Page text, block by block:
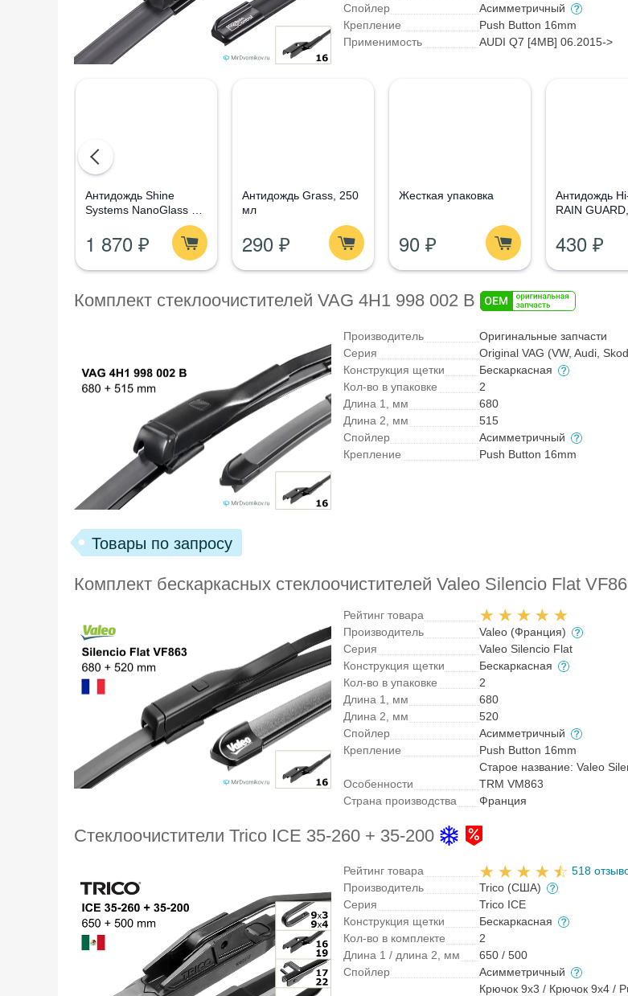
Спойлер
Асимметричный
Крепление
Push Button 16mm
Применимость
AUDI Q7 [4MB] 06.2015->
Aнтидождь Shine
Systems NanoGlass Kit
- Набор по уходу за
стеклом
1 870 ₽
Антидождь Grass, 250
мл
290 ₽
Жесткая упаковка
90 ₽
Антидождь
RAIN
430 ₽
Комплект стеклоочистителей VAG 4H1 998 002 B
Производитель
Оригинальные запчасти
Серия
Original VAG (VW, Audi,
Конструкция щетки
Бескаркасная
Кол-во в упаковке
2
Длина 1, мм
680
Длина 2, мм
515
Спойлер
Асимметричный
Крепление
Push Button 16mm
Товары по запросу
Комплект бескаркасных стеклоочистителей Valeo Silencio Flat
Рейтинг товара
Производитель
Valeo (Франция)
Серия
Valeo Silencio Flat
Конструкция щетки
Бескаркасная
Кол-во в упаковке
2
Длина 1, мм
680
Длина 2, мм
520
Спойлер
Асимметричный
Крепление
Push Button 16mm
Особенности
Старое название: Valeo
TRM VM863
Страна производства
Франция
Стеклоочистители Trico ICE 35-260 + 35-200
Рейтинг товара
518
Производитель
Trico (США)
Серия
Trico ICE
Конструкция щетки
Бескаркасная
Кол-во в комплекте
2
Длина 1 / длина 2, мм
650 / 500
Спойлер
Асимметричный
Крючок 9x3 / Крючок 9x4 /